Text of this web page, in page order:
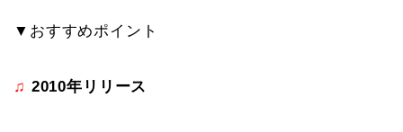
▼おすすめポイント
♫ 2010年リリース